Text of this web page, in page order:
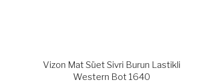
Vizon Mat Süet Sivri Burun Lastikli
Western Bot 1640